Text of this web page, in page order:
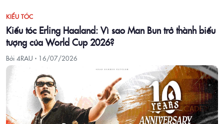
KIỂU TÓC
Kiểu tóc Erling Haaland: Vì sao Man Bun trở thành biểu
tượng của World Cup 2026?
Bởi 4RAU · 16/07/2026